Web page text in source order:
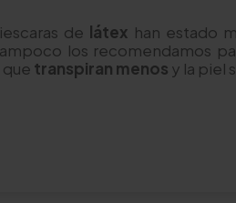
de látex han estado
los recomendamos
que transpiran menos y la piel